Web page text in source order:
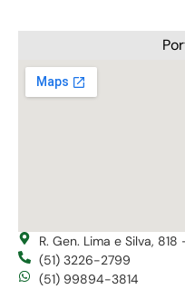
R. Gen. Lima e Silva,
(51) 3226-2799
(51) 99894-3814